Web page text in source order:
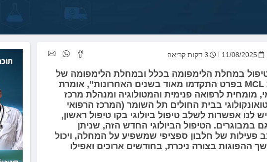
11/08/2025 3 דקות קריאה
במחלת הלימפומה בכלל ובמחלת הלימפומה של
תאי המעטפת MCL בפרט התקדמו מאוד בשנים האחרונות”, אומרת
מומחית לרפואה פנימית והמטולוגיה ומנהלת מרכז
בבית החולים תל השומר (המרכז הרפואי
יש לנו אפשרות לשלב טיפול ביולוגי בקו טיפול ראשון,
במבוגרים. הטיפול הביולוגי החדש הזה, שניתן
פעילות של חלבון ספציפי שמשפיע על המחלה, ויכול
ההפוגות בצורה ניכרת, בחודשים ארוכים ואפילו